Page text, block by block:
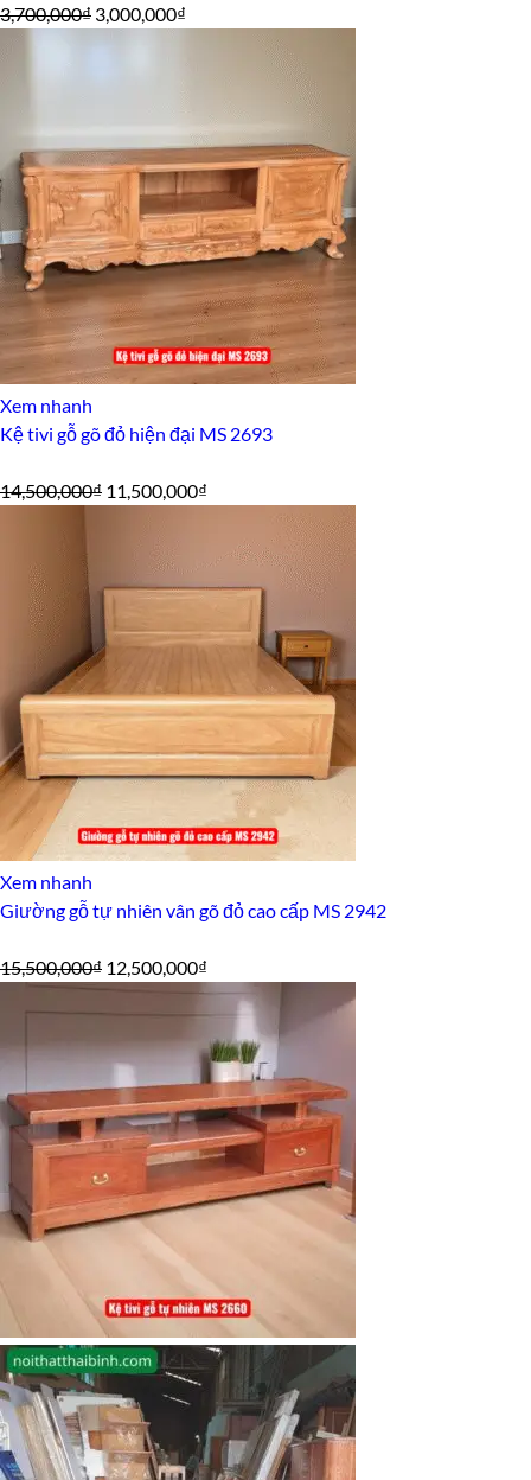
3,700,000₫ Giá
gốc
3,000,000₫
3,000,000₫.
Xem nhanh
Kệ tivi gỗ gõ đỏ hiện đại MS 2693
14,500,000₫ Giá
14,500,000₫.
11,500,000₫
11,500,000₫.
Xem nhanh
Giường gỗ tự nhiên vân gõ đỏ cao cấp MS 2942
15,500,000₫ Giá
gốc
15,500,000₫.
12,500,000₫
hiện
là:
12,500,000₫.